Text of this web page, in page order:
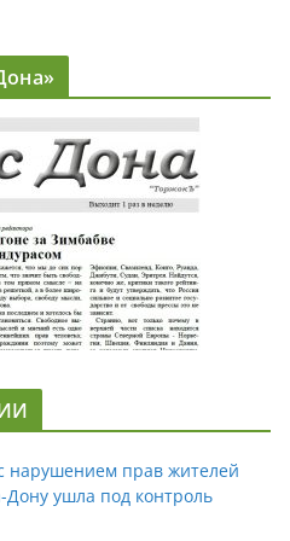
нарушением прав жителей
Дону ушла под контроль